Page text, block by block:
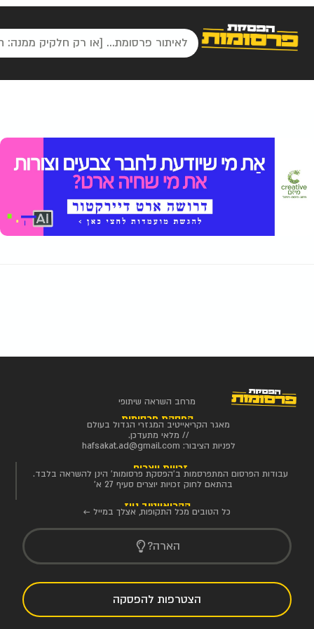
מרחב השראה שיתופי
הפסקת פרסומות
מאגר הקריאייטיב המגזרי הגדול בעולם
// מלאי מתעדכן.
לפניות הציבור: hafsakat.ad@gmail.com
זכויות יוצרים
עבודות הפרסום המתפרסמות ב'הפסקת פרסומות' הינן להשראה בלבד.
בהתאם לחוק זכויות יוצרים סעיף 27 א'
הקריאייטיב ניוז
כל הטובים מכל התקופות, אצלך במייל ←
הארה?
הצטרפות להפסקה